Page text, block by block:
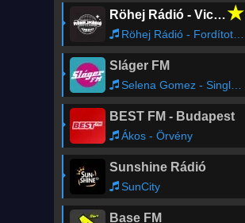
Röhej Rádió - Vicc az egész★
Röhej Rádió - FordítottVicc01
Sláger FM
Selena Gomez - Single Soon
BEST FM - Budapest
Ákos - Örvény
Sunshine Rádió
SunCity
Base FM